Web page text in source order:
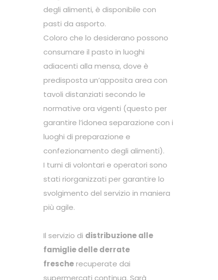
degli alimenti, è disponibile con
pasti da asporto.
Coloro che lo desiderano possono
consumare il pasto in luoghi
adiacenti alla mensa, dove è
predisposta un’apposita area con
tavoli distanziati secondo le
normative ora vigenti (questo per
garantire l’idonea separazione con i
luoghi di preparazione e
confezionamento degli alimenti).
I turni di volontari e operatori sono
stati riorganizzati per garantire lo
svolgimento del servizio in maniera
più agile.
Il servizio di distribuzione alle
famiglie delle derrate
frescherecuperate dai
supermercati continua. Sarà